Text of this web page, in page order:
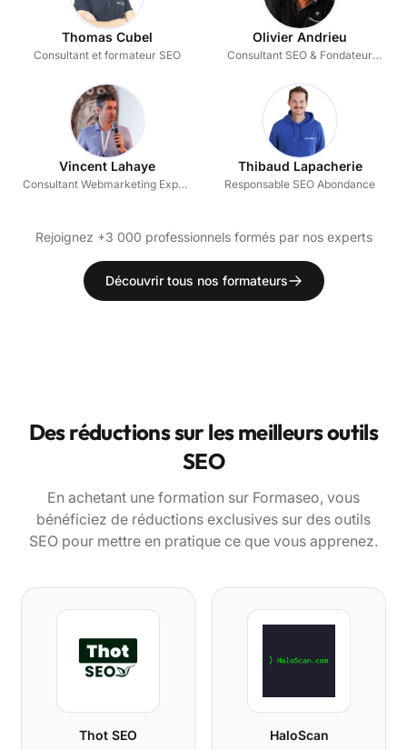
Thomas Cubel
Consultant et formateur SEO
Olivier Andrieu
Consultant SEO & Fondateur
Vincent Lahaye
Consultant Webmarketing Expert
Thibaud Lapacherie
Responsable SEO Abondance
Rejoignez +3 000 professionnels formés par nos experts
Découvrir tous nos formateurs
Des réductions sur les meilleurs outils
SEO
En achetant une formation sur Formaseo, vous
bénéficiez de réductions exclusives sur des outils
SEO pour mettre en pratique ce que vous apprenez.
Thot SEO HaloScan